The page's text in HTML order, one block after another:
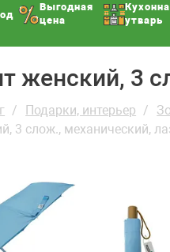
Выгодная
цена
утварь
женский, 3
Подарки, интерьер
3 слож., механический,